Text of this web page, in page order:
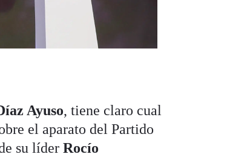
Ayuso, tiene claro cual
el aparato del Partido
su líderRocío